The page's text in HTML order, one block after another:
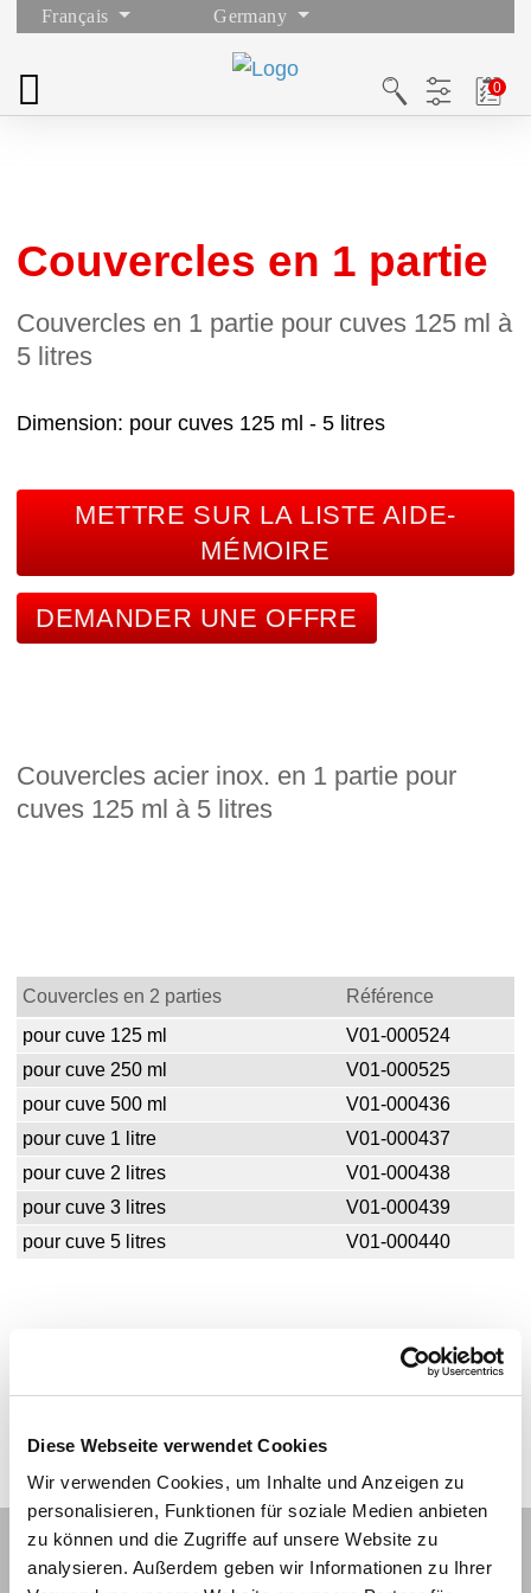
Diese Webseite verwendet Cookies
Wir verwenden Cookies, um Inhalte und Anzeigen zu
personalisieren, Funktionen für soziale Medien anbieten
zu können und die Zugriffe auf unsere Website zu
analysieren. Außerdem geben wir Informationen zu Ihrer
Français Germany
Couvercles en 1 partie
Couvercles en 1 partie pour cuves 125 ml à
5 litres
Dimension pour cuves 125 ml - 5 litres
METTRE SUR LA LISTE AIDE-
MÉMOIRE
DEMANDER UNE OFFRE
Couvercles acier inox. en 1 partie pour
cuves 125 ml à 5 litres
Couvercles en 2 parties
Référence
pour cuve 125 ml
V01-000524
pour cuve 250 ml
V01-000525
pour cuve 500 ml
V01-000436
pour cuve 1 litre
V01-000437
pour cuve 2 litres
V01-000438
pour cuve 3 litres
V01-000439
pour cuve 5 litres
V01-000440
Aperçu des produits